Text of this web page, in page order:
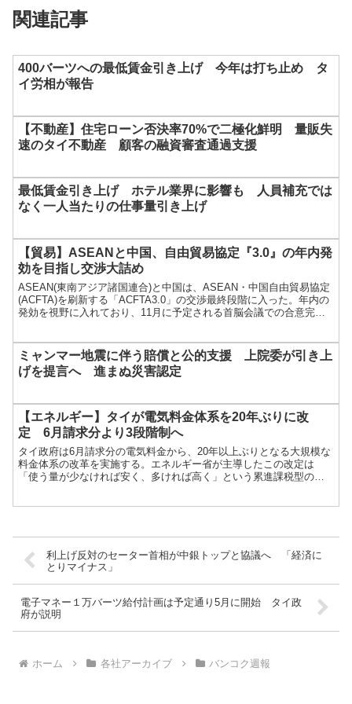
関連記事
400バーツへの最低賃金引き上げ 今年は打ち止め タ
イ労相が報告
【不動産】住宅ローン否決率70%で二極化鮮明 量販失
速のタイ不動産 顧客の融資審査通過支援
最低賃金引き上げ ホテル業界に影響も 人員補充では
なく一人当たりの仕事量引き上げ
【貿易】ASEANと中国、自由貿易協定『3.0』の年内発
効を目指し交渉大詰め
ASEAN(東南アジア諸国連合)と中国は、ASEAN・中国自由貿易協定
(ACFTA)を刷新する「ACFTA3.0」の交渉最終段階に入った。年内の
発効を視野に入れており、11月に予定される首脳会議での合意完了
ミャンマー地震に伴う賠償と公的支援 上院委が引き上
げを提言へ 進まぬ災害認定
【エネルギー】タイが電気料金体系を20年ぶりに改
定 6月請求分より3段階制へ
タイ政府は6月請求分の電気料金から、20年以上ぶりとなる大規模な
料金体系の改革を実施する。エネルギー省が主導したこの改定は
「使う量が少なければ安く、多ければ高く」という累進課税型の料
利上げ反対のセーター首相が中銀トップと協議へ 「経済に
とりマイナス」
電子マネー１万バーツ給付計画は予定通り5月に開始 タイ政
府が説明
ホーム 各社アーカイブ バンコク週報